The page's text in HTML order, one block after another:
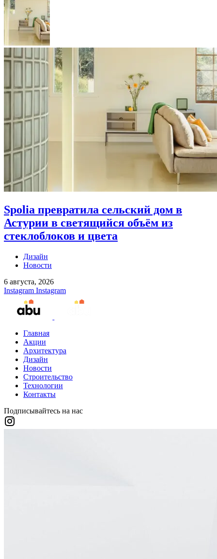
Spolia превратила сельский дом в
Астурии в светящийся объём из
стеклоблоков и цвета
Дизайн
Новости
6 августа, 2026
Instagram Instagram
Главная
Акции
Архитектура
Дизайн
Новости
Строительство
Технологии
Контакты
Подписывайтесь на нас